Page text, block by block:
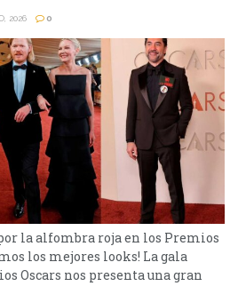
2026 0
la alfombra roja en los Premios
los mejores looks! La gala
Oscars nos presenta una gran
alfombra roja y ceremonia.